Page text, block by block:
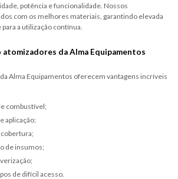
potência e funcionalidade. Nossos
com os melhores materiais, garantindo elevada
a utilização contínua.
atomizadores da Alma Equipamentos
Alma Equipamentos oferecem vantagens incríveis
combustível;
aplicação;
cobertura;
de insumos;
de difícil acesso.